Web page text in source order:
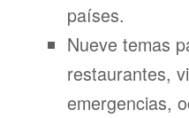
países.
Nueve temas
restaurantes,
emergencias,